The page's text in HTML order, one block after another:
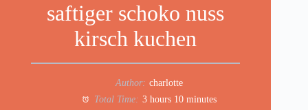
saftiger schoko nuss
kirsch kuchen
Author: charlotte
Total Time: 3 hours 10 minutes